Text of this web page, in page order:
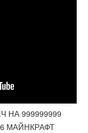
999999999
МАЙНКРАФТ